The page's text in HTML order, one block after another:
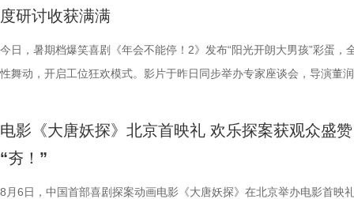
度研讨收获满满
今日，暑期档爆笑喜剧《年会不能停！2》发布“阳光开朗大男孩”彩蛋，
性舞动，开启工位狂欢模式。影片于昨日同步举办专家座谈会，导演董
流，研讨成果丰硕。影片讲述了“缺心眼”刘奔与“没脾气”马杰包子铺“癫疯
董润年执导，应萝佳担任总制片人，张若昀、白客、高叶领衔主演，大
达菲惊喜出演，孙艺洲特别主演，田雨、王耀庆特别出演，李乃文、李
电影《大唐妖探》北京首映礼 欢乐探案获观众盛
“夯！”
8月6日，中国首部喜剧探案动画电影《大唐妖探》在北京举办电影首映